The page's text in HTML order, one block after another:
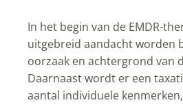
In het begin van de EMDR-
uitgebreid aandacht worden
oorzaak en achtergrond van
Daarnaast wordt er een
aantal individuele